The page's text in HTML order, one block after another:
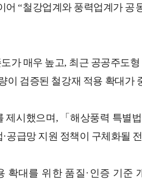
어 “철강업계와 풍력업계가 공
가 매우 높고, 최근 공공주도
이 검증된 철강재 적용 확대가
제시했으며 , 「 해상풍력 특별법
·공급망 지원 정책이 구체화될
확대를 위한 품질 · 인증 기준